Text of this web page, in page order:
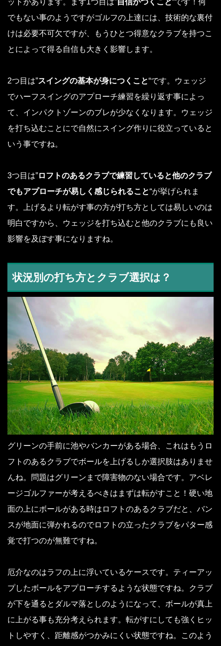
でもない事のようですがゴルフの上達には、技術的な裏付
けは必要不可欠ですが、もうひとつ得意なクラブを持つこ
とによって得る自信も大きく影響します。
2つ目は”スイングの基本が身につくこと“です。ウェッジ
でハーフスイングのアプローチ練習を繰り返す事によっ
て、インパクトゾーンのブレが少なくなります。ウェッジ
を打ち込むことにで自然にスイング作りに役立っていると
いう事ですね。
3つ目は”ロフトのあるクラブで練習していると他のクラブ
でもアプローチが易しく感じられること“が挙げられま
す。上げるより転がす事の方が打ち方としては易しいのは
明白ですから、ウェッジを打ち込むと他のクラブにも良い
影響を及ぼす事になりますね。
状況別の打ち方とクラブ選択は？
グリーンの手前に池やバンカーがある場合、これはもうロ
フトのあるクラブでボールを上げるしか選択肢はありませ
んね。問題はグリーンまで障害物のない場合です。アベレ
ージゴルファーが考えるべきはまずは転がすこと！硬い地
面の上にボールがある時はロフトのあるクラブだと、バン
スが地面に弾かれるのでロフトの立ったクラブをパター感
覚で打つのが無難ですね。
厄介なのはラフの上に浮いているケースです。ティーアッ
プしたボールをアプローチするような状態ですね。クラブ
が下を通るとダルマ落としのようになって、ボールが真上
に上がる事も充分考えられます。転がすにしても強くヒッ
トしやすく、距離感がつかみにくい状態ですね。このよう